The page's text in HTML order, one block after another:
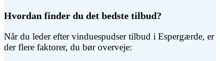
Hvordan finder du det bedste tilbud?
Når du leder efter vinduespudser tilbud i Espergærde, er
der flere faktorer, du bør overveje: